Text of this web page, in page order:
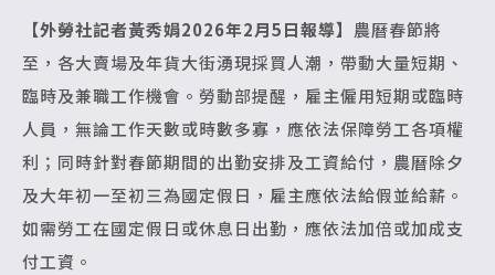
【外勞社記者黃秀娟2026年2月5日報導】 農曆春節將
至，各大賣場及年貨大街湧現採買人潮，帶動大量短期、
臨時及兼職工作機會。勞動部提醒，雇主僱用短期或臨時
人員，無論工作天數或時數多寡，應依法保障勞工各項權
利；同時針對春節期間的出勤安排及工資給付，農曆除夕
及大年初一至初三為國定假日，雇主應依法給假並給薪。
如需勞工在國定假日或休息日出勤，應依法加倍或加成支
付工資。